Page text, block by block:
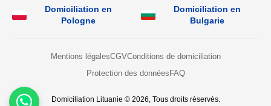
Domiciliation en
Pologne
Domiciliation en
Bulgarie
Mentions légalesCGVConditions de domiciliation
Protection des données FAQ
Domiciliation Lituanie © 2026, Tous droits réservés.